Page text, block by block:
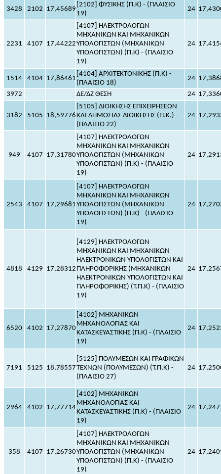
3428 2102 17,45689
[2102] ΦΥΣΙΚΗΣ (Π.Κ) - (ΠΛΑΙΣΙΟ
19)
24
2231 4107 17,44222
[4107] ΗΛΕΚΤΡΟΛΟΓΩΝ
ΜΗΧΑΝΙΚΩΝ ΚΑΙ ΜΗΧΑΝΙΚΩΝ
ΥΠΟΛΟΓΙΣΤΩΝ (ΜΗΧΑΝΙΚΩΝ
ΥΠΟΛΟΓΙΣΤΩΝ) (Π.Κ) - (ΠΛΑΙΣΙΟ
19)
24
1514 4104 17,86461
[4104] ΑΡΧΙΤΕΚΤΟΝΙΚΗΣ (Π.Κ) -
(ΠΛΑΙΣΙΟ 18)
24
3972 ΔΕ/ΔΖ ΘΕΣΗ 24
3182 5105 18,59776
[5105] ΔΙΟΙΚΗΣΗΣ ΕΠΙΧΕΙΡΗΣΕΩΝ
ΚΑΙ ΔΗΜΟΣΙΑΣ ΔΙΟΙΚΗΣΗΣ (Π.Κ.) -
(ΠΛΑΙΣΙΟ 22)
24
949 4107 17,31780
[4107] ΗΛΕΚΤΡΟΛΟΓΩΝ
ΜΗΧΑΝΙΚΩΝ ΚΑΙ ΜΗΧΑΝΙΚΩΝ
ΥΠΟΛΟΓΙΣΤΩΝ (ΜΗΧΑΝΙΚΩΝ
ΥΠΟΛΟΓΙΣΤΩΝ) (Π.Κ) - (ΠΛΑΙΣΙΟ
19)
24
2543 4107 17,29681
[4107] ΗΛΕΚΤΡΟΛΟΓΩΝ
ΜΗΧΑΝΙΚΩΝ ΚΑΙ ΜΗΧΑΝΙΚΩΝ
ΥΠΟΛΟΓΙΣΤΩΝ (ΜΗΧΑΝΙΚΩΝ
ΥΠΟΛΟΓΙΣΤΩΝ) (Π.Κ) - (ΠΛΑΙΣΙΟ
19)
24
4818 4129 17,28312
[4129] ΗΛΕΚΤΡΟΛΟΓΩΝ
ΜΗΧΑΝΙΚΩΝ ΚΑΙ ΜΗΧΑΝΙΚΩΝ
ΗΛΕΚΤΡΟΝΙΚΩΝ ΥΠΟΛΟΓΙΣΤΩΝ ΚΑΙ
ΠΛΗΡΟΦΟΡΙΚΗΣ (ΜΗΧΑΝΙΚΩΝ
ΗΛΕΚΤΡΟΝΙΚΩΝ ΥΠΟΛΟΓΙΣΤΩΝ ΚΑΙ
ΠΛΗΡΟΦΟΡΙΚΗΣ) (Τ.Π.Κ) - (ΠΛΑΙΣΙΟ
19)
24
6520 4102 17,27870
[4102] ΜΗΧΑΝΙΚΩΝ
ΜΗΧΑΝΟΛΟΓΙΑΣ ΚΑΙ
ΚΑΤΑΣΚΕΥΑΣΤΙΚΗΣ (Π.Κ) - (ΠΛΑΙΣΙΟ
19)
24
7191 5125 18,78557
[5125] ΠΟΛΥΜΕΣΩΝ ΚΑΙ ΓΡΑΦΙΚΩΝ
ΤΕΧΝΩΝ (ΠΟΛΥΜΕΣΩΝ) (Τ.Π.Κ) -
(ΠΛΑΙΣΙΟ 27)
24
2964 4102 17,77714
[4102] ΜΗΧΑΝΙΚΩΝ
ΜΗΧΑΝΟΛΟΓΙΑΣ ΚΑΙ
ΚΑΤΑΣΚΕΥΑΣΤΙΚΗΣ (Π.Κ) - (ΠΛΑΙΣΙΟ
19)
24
358 4107 17,26730
[4107] ΗΛΕΚΤΡΟΛΟΓΩΝ
ΜΗΧΑΝΙΚΩΝ ΚΑΙ ΜΗΧΑΝΙΚΩΝ
ΥΠΟΛΟΓΙΣΤΩΝ (ΜΗΧΑΝΙΚΩΝ
ΥΠΟΛΟΓΙΣΤΩΝ) (Π.Κ) - (ΠΛΑΙΣΙΟ
19)
24